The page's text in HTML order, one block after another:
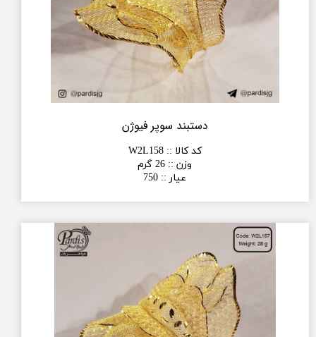
دستبند سوپر فیوژن
کد کالا ::
W2L158
وزن :: 26 گرم
عیار ::
750